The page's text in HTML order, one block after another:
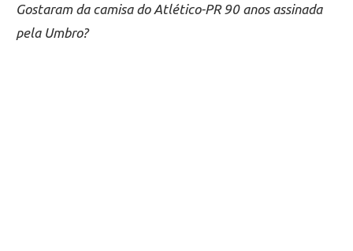
Gostaram da camisa do Atlético-PR 90 anos assinada
pela Umbro?